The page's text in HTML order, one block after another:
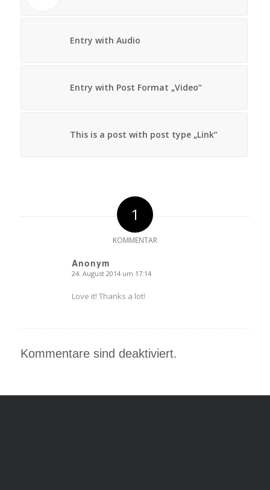
Entry with Audio
Entry with Post Format „Video“
This is a post with post type „Link“
1
KOMMENTAR
Anonym
sagte:
24. August 2014 um 17:14
Love it! Thanks a lot!
Kommentare sind deaktiviert.